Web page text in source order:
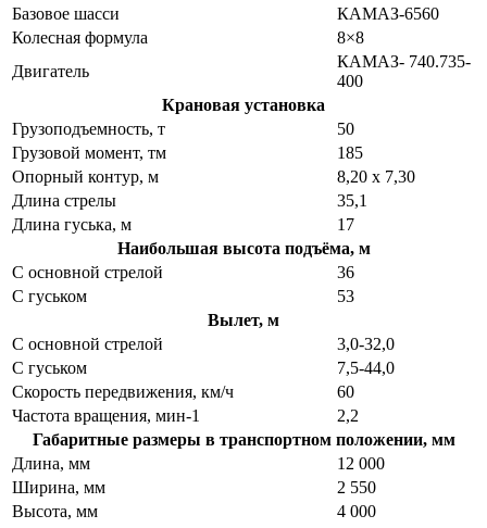
Базовое шасси
КАМАЗ-6560
Колесная формула
8×8
Двигатель
КАМАЗ- 740.735-
400
Крановая установка
Грузоподъемность, т
50
Грузовой момент, тм
185
Опорный контур, м
8,20 х 7,30
Длина стрелы
35,1
Длина гуська, м
17
Наибольшая высота подъёма, м
С основной стрелой
36
С гуськом
53
Вылет, м
С основной стрелой
3,0-32,0
С гуськом
7,5-44,0
Скорость передвижения, км/ч
60
Частота вращения, мин-1
2,2
Габаритные размеры в транспортном положении, мм
Длина, мм
12 000
Ширина, мм
2 550
Высота, мм
4 000